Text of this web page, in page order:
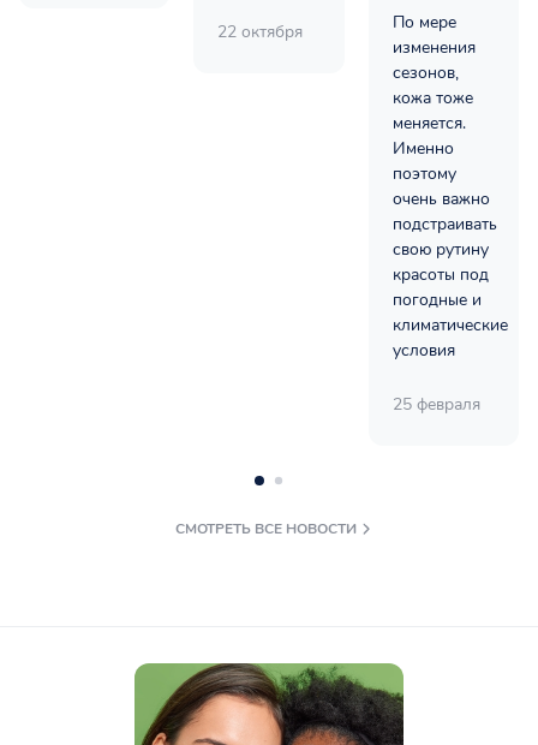
22 октября
По мере
изменения
сезонов,
кожа тоже
меняется.
Именно
поэтому
очень важно
подстраивать
свою рутину
красоты под
погодные и
климатические
условия
25 февраля
СМОТРЕТЬ ВСЕ НОВОСТИ